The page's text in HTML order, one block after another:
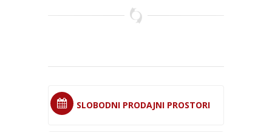
SLOBODNI PRODAJNI PROSTORI